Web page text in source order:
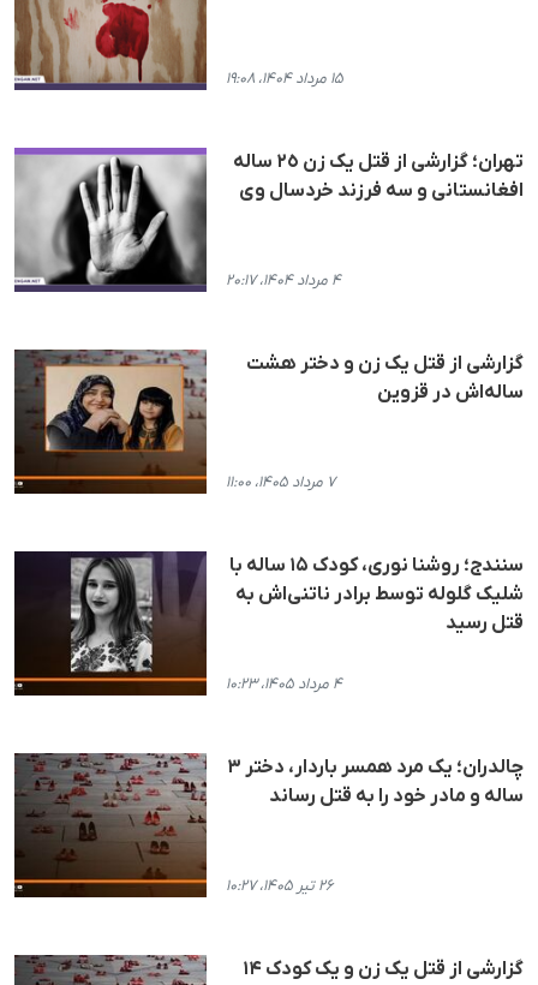
۱۵ مرداد ۱۴۰۴، ۱۹:۰۸
تهران؛ گزارشی از قتل یک زن ٢٥ سالە
افغانستانی و سە فرزند خردسال وی
۴ مرداد ۱۴۰۴، ۲۰:۱۷
گزارشی از قتل یک زن و دختر هشت
ساله‌اش در قزوین
۷ مرداد ۱۴۰۵، ۱۱:۰۰
سنندج؛ روشنا نوری، کودک ۱۵ ساله با
شلیک گلوله توسط برادر ناتنی‌اش به
قتل رسید
۴ مرداد ۱۴۰۵، ۱۰:۲۳
چالدران؛ یک مرد همسر باردار، دختر ۳
ساله و مادر خود را به قتل رساند
۲۶ تیر ۱۴۰۵، ۱۰:۲۷
گزارشی از قتل یک زن و یک کودک ۱۴